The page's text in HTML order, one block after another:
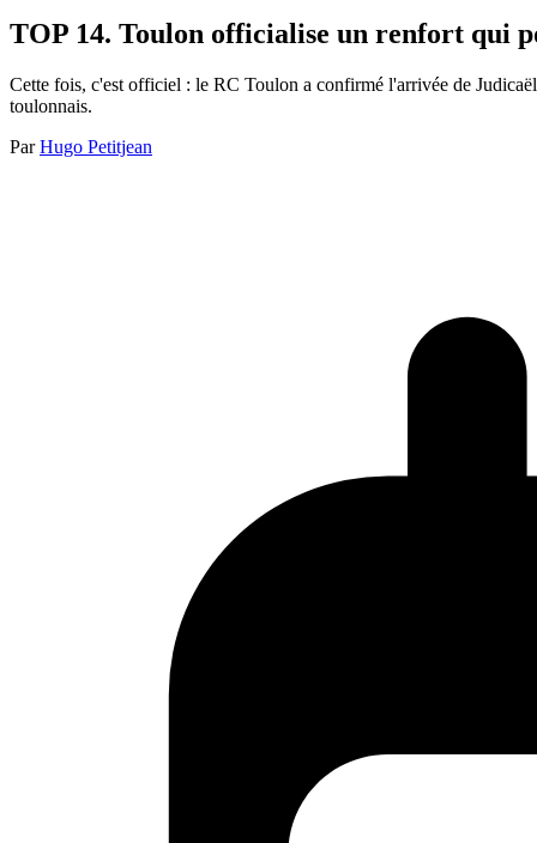
TOP 14. Toulon officialise un renfort qui
Cette fois, c'est officiel : le RC Toulon a confirmé l'arrivée de
toulonnais.
Par Hugo Petitjean